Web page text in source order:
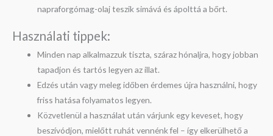
napraforgómag-olaj teszik simává és ápolttá a bőrt.
Használati tippek:
Minden nap alkalmazzuk tiszta, száraz hónaljra, hogy jobban
tapadjon és tartós legyen az illat.
Edzés után vagy meleg időben érdemes újra használni, hogy
friss hatása folyamatos legyen.
Közvetlenül a használat után várjunk egy keveset, hogy
beszívódjon, mielőtt ruhát vennénk fel – így elkerülhető a